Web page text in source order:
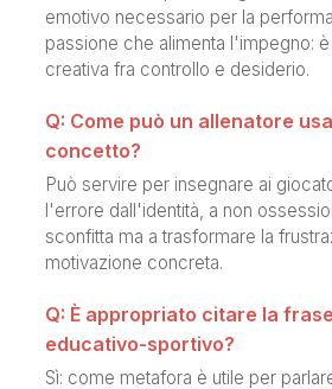
emotivo necessario per la
passione che alimenta l'impegno:
creativa fra controllo e desiderio.
Q: Come può un allenatore
concetto?
Può servire per insegnare ai
l'errore dall'identità, a non
sconfitta ma a trasformare la
motivazione concreta.
Q: È appropriato citare la
educativo-sportivo?
Sì: come metafora è utile per